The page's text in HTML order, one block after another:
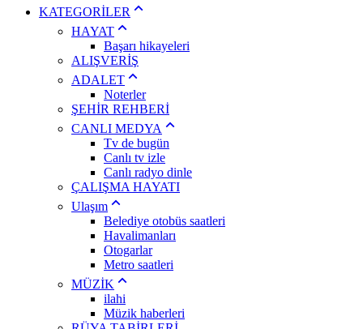
KATEGORİLER
HAYAT
Başarı hikayeleri
ALIŞVERİŞ
ADALET
Noterler
ŞEHİR REHBERİ
CANLI MEDYA
Tv de bugün
Canlı tv izle
Canlı radyo dinle
ÇALIŞMA HAYATI
Ulaşım
Belediye otobüs saatleri
Havalimanları
Otogarlar
Metro saatleri
MÜZİK
ilahi
Müzik haberleri